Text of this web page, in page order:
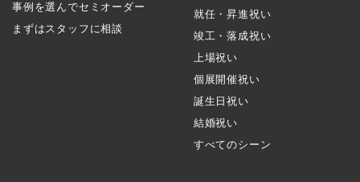
事例を選んでセミオーダー
まずはスタッフに相談
就任・昇進祝い
竣工・落成祝い
上場祝い
個展開催祝い
誕生日祝い
結婚祝い
すべてのシーン